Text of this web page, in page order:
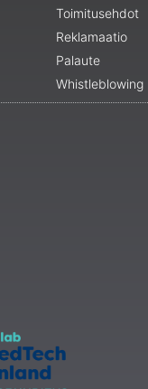
Toimitusehdot
Reklamaatio
Palaute
Whistleblowing